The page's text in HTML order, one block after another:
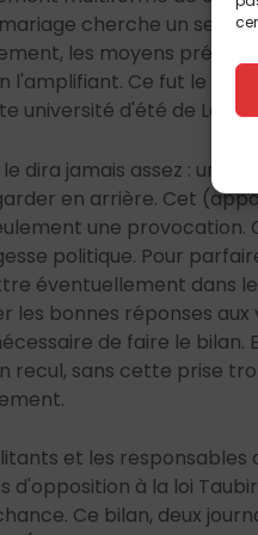
cherche un
les moyens précis
l'amplifiant. Ce fut le cas
université d'été de La
dira jamais assez : un
en arrière. Cet
une provocation.
politique. Pour
éventuellement dans
les bonnes réponses
de faire le bilan.
recul, sans cette prise
et les responsables
d'opposition à la loi
Ce bilan, deux